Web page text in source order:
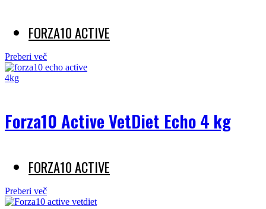
FORZA10 ACTIVE
Preberi več
Forza10 Active VetDiet Echo 4 kg
FORZA10 ACTIVE
Preberi več